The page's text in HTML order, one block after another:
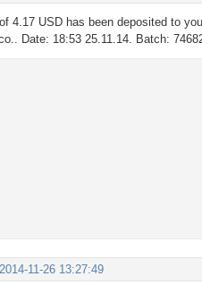
4.17 USD has been deposited to
Date: 18:53 25.11.14. Batch:
2014-11-26 13:27:49